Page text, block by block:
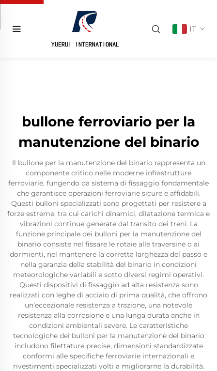
IT
bullone ferroviario per la
manutenzione del binario
Il bullone per la manutenzione del binario rappresenta un
componente critico nelle moderne infrastrutture
ferroviarie, fungendo da sistema di fissaggio fondamentale
che garantisce operazioni ferroviarie sicure e affidabili.
Questi bulloni specializzati sono progettati per resistere a
forze estreme, tra cui carichi dinamici, dilatazione termica e
vibrazioni continue generate dal transito dei treni. La
funzione principale dei bulloni per la manutenzione del
binario consiste nel fissare le rotaie alle traversine o ai
dormienti, nel mantenere la corretta larghezza del passo e
nella garanzia della stabilità del binario in condizioni
meteorologiche variabili e sotto diversi regimi operativi.
Questi dispositivi di fissaggio ad alta resistenza sono
realizzati con leghe di acciaio di prima qualità, che offrono
un’eccezionale resistenza a trazione, una notevole
resistenza alla corrosione e una lunga durata anche in
condizioni ambientali severe. Le caratteristiche
tecnologiche dei bulloni per la manutenzione del binario
includono filettature precise, dimensioni standardizzate
conformi alle specifiche ferroviarie internazionali e
rivestimenti specializzati volti a migliorarne la durabilità.